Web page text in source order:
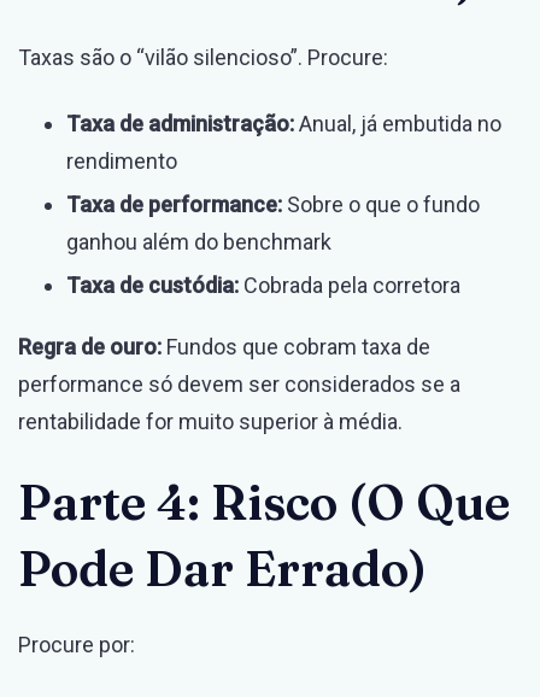
Taxas são o “vilão silencioso”. Procure:
Taxa de administração:Anual, já embutida no
rendimento
Taxa de performance: Sobre o que o fundo
ganhou além do benchmark
Taxa de custódia: Cobrada pela corretora
Regra de ouro: Fundos que cobram taxa de
performance só devem ser considerados se a
rentabilidade for muito superior à média.
Parte 4: Risco (O Que
Pode Dar Errado)
Procure por: